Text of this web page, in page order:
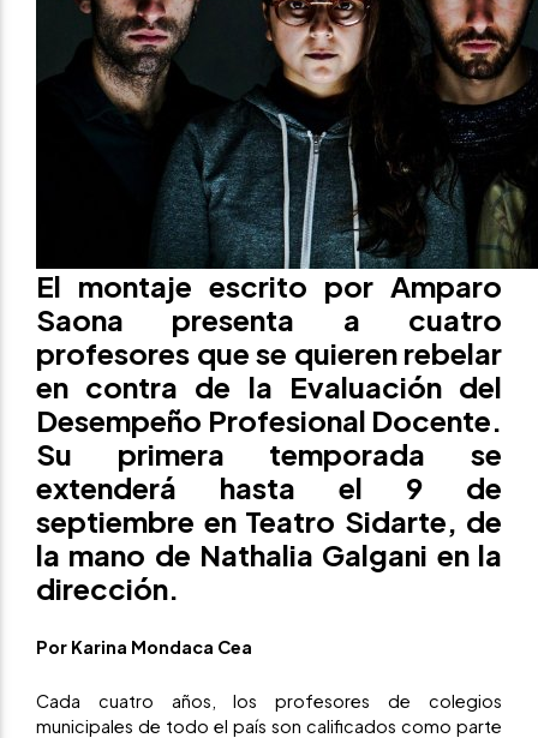
El montaje escrito por Amparo
Saona presenta a cuatro
profesores que se quieren rebelar
en contra de la Evaluación del
Desempeño Profesional Docente.
Su primera temporada se
extenderá hasta el 9 de
septiembre en Teatro Sidarte, de
la mano de Nathalia Galgani en la
dirección.
Por Karina Mondaca Cea
Cada cuatro años, los profesores de colegios
municipales de todo el país son calificados como parte